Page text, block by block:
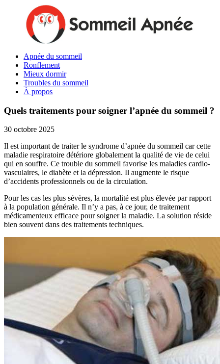
Apnée du sommeil
Ronflement
Mieux dormir
Troubles du sommeil
À propos
Quels traitements pour soigner l’apnée du sommeil ?
30 octobre 2025
Il est important de traiter le syndrome d’apnée du sommeil car cette
maladie respiratoire détériore globalement la qualité de vie de celui
qui en souffre. Ce trouble du sommeil favorise les maladies cardio-
vasculaires, le diabète et la dépression. Il augmente le risque
d’accidents professionnels ou de la circulation.
Pour les cas les plus sévères, la mortalité est plus élevée par rapport
à la population générale. Il n’y a pas, à ce jour, de traitement
médicamenteux efficace pour soigner la maladie. La solution réside
bien souvent dans des traitements techniques.